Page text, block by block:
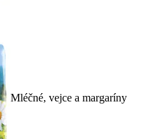
Mléčné, vejce a margaríny